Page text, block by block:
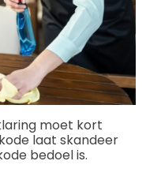
moet kort
laat skandeer
bedoel is.